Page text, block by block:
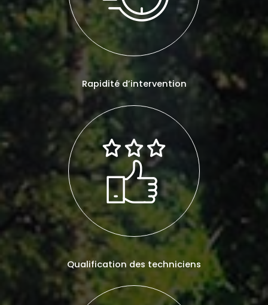
Rapidité d’intervention
Qualification des techniciens